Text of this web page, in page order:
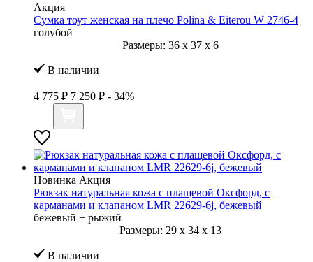
Акция
Сумка тоут женская на плечо Polina & Eiterou W 2746-4
голубой
Размеры: 36 x 37 x 6
В наличии
4 775 ₽ 7 250 ₽ - 34%
Новинка Акция
Рюкзак натуральная кожа с плащевой Оксфорд, с
карманами и клапаном LMR 22629-6j, бежевый
бежевый + рыжий
Размеры: 29 x 34 x 13
В наличии